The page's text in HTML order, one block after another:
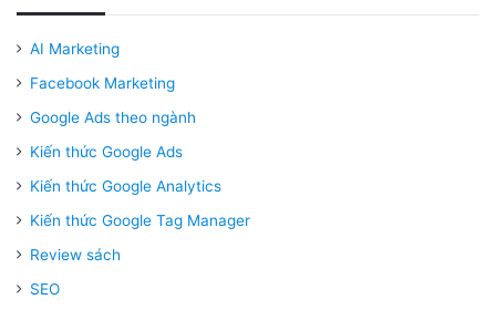
AI Marketing
Facebook Marketing
Google Ads theo ngành
Kiến thức Google Ads
Kiến thức Google Analytics
Kiến thức Google Tag Manager
Review sách
SEO